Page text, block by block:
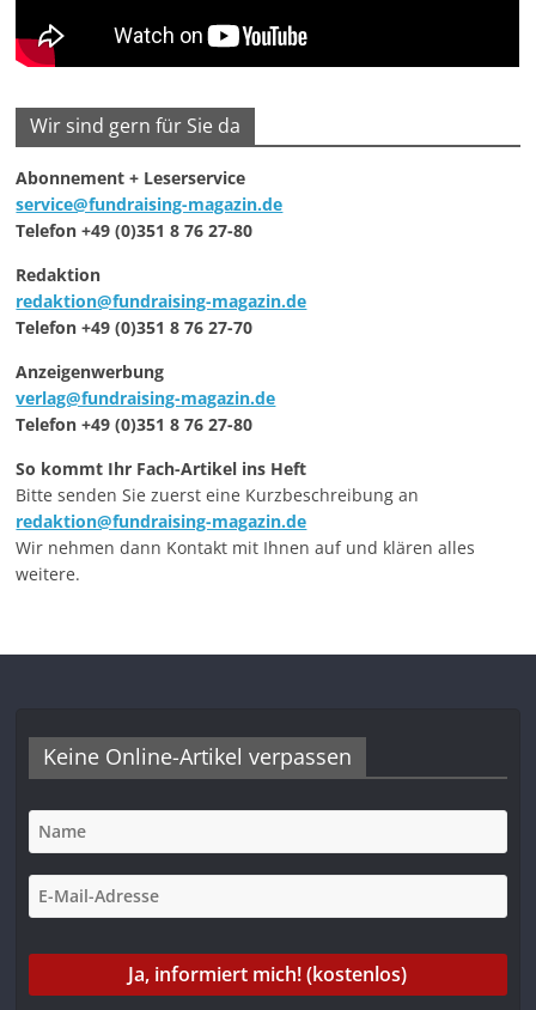
Wir sind gern für Sie da
Abonnement + Leserservice
service@fundraising-magazin.de
Telefon +49 (0)351 8 76 27-80
Redaktion
redaktion@fundraising-magazin.de
Telefon +49 (0)351 8 76 27-70
Anzeigenwerbung
verlag@fundraising-magazin.de
Telefon +49 (0)351 8 76 27-80
So kommt Ihr Fach-Artikel ins Heft
Bitte senden Sie zuerst eine Kurzbeschreibung an
redaktion@fundraising-magazin.de
Wir nehmen dann Kontakt mit Ihnen auf und klären alles
weitere.
Keine Online-Artikel verpassen